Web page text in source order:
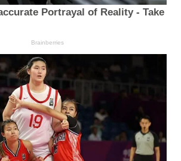
Portrayal of Reality - Take
Brainberries